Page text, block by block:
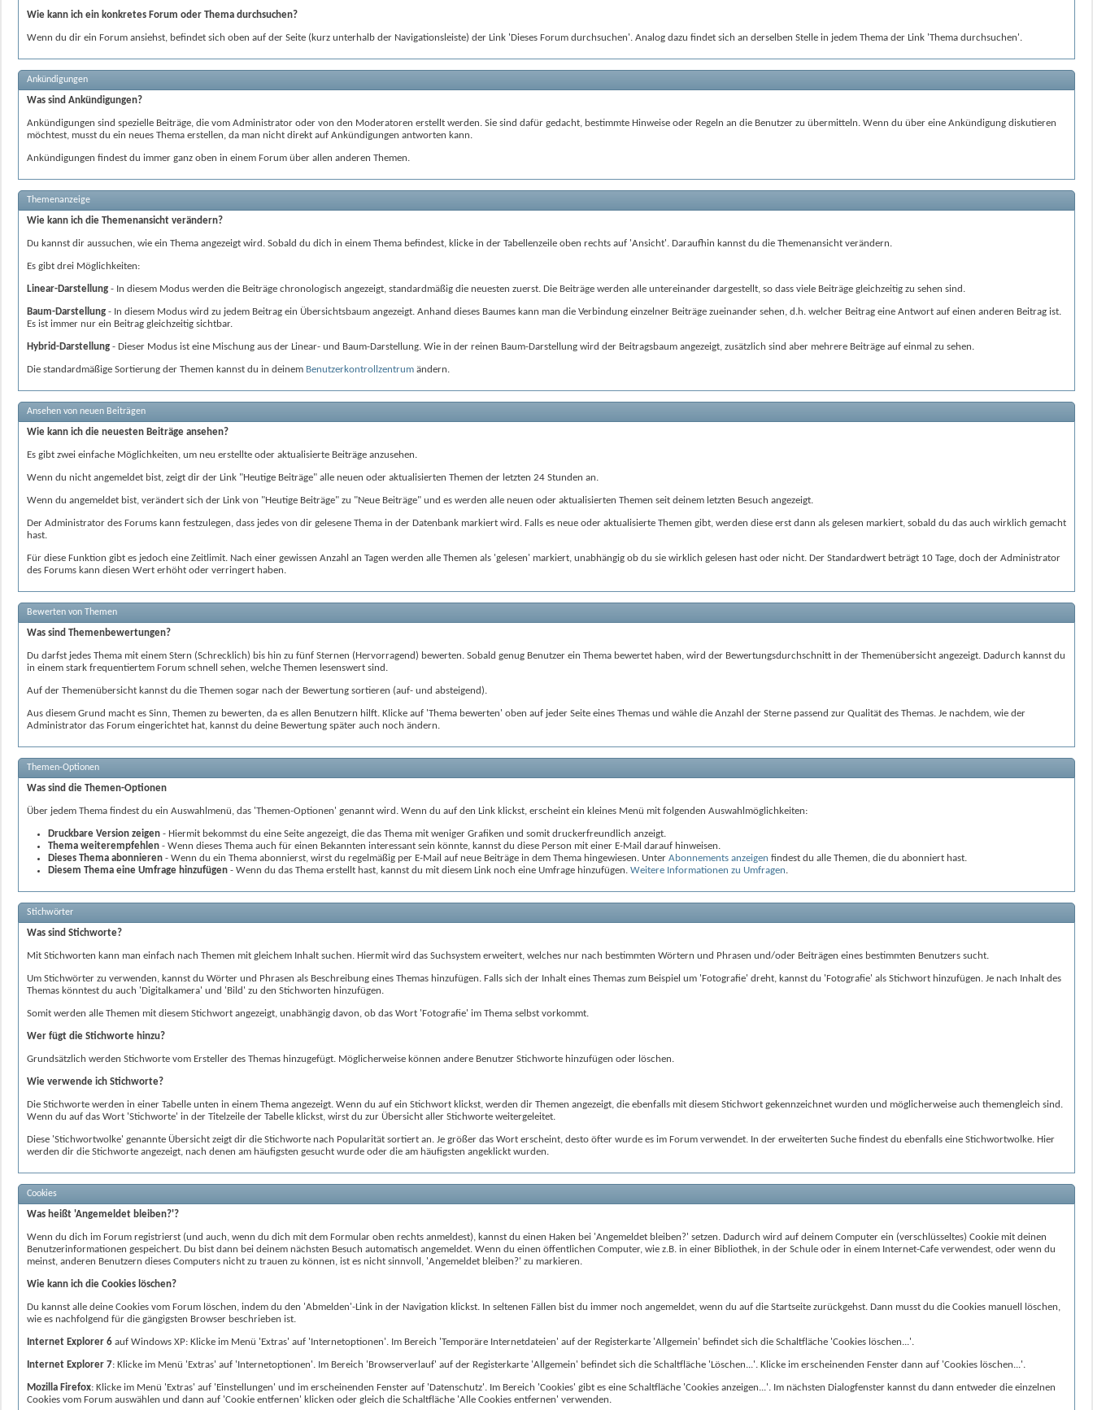
Wie kann ich ein konkretes Forum oder Thema durchsuchen?
Wenn du dir ein Forum ansiehst, befindet sich oben auf der Seite (kurz unterhalb der Navigationsleiste) der Link 'Dieses Forum durchsuchen'. Analog dazu findet sich an derselben Stelle in jedem Thema der Link 'Thema durchsuchen'.
Ankündigungen
Was sind Ankündigungen?
Ankündigungen sind spezielle Beiträge, die vom Administrator oder von den Moderatoren erstellt werden. Sie sind dafür gedacht, bestimmte Hinweise oder Regeln an die Benutzer zu übermitteln. Wenn du über eine Ankündigung diskutieren
möchtest, musst du ein neues Thema erstellen, da man nicht direkt auf Ankündigungen antworten kann.
Ankündigungen findest du immer ganz oben in einem Forum über allen anderen Themen.
Themenanzeige
Wie kann ich die Themenansicht verändern?
Du kannst dir aussuchen, wie ein Thema angezeigt wird. Sobald du dich in einem Thema befindest, klicke in der Tabellenzeile oben rechts auf 'Ansicht'. Daraufhin kannst du die Themenansicht verändern.
Es gibt drei Möglichkeiten:
Linear-Darstellung - In diesem Modus werden die Beiträge chronologisch angezeigt, standardmäßig die neuesten zuerst. Die Beiträge werden alle untereinander dargestellt, so dass viele Beiträge gleichzeitig zu sehen sind.
Baum-Darstellung - In diesem Modus wird zu jedem Beitrag ein Übersichtsbaum angezeigt. Anhand dieses Baumes kann man die Verbindung einzelner Beiträge zueinander sehen, d.h. welcher Beitrag eine Antwort auf einen anderen Beitrag ist.
Es ist immer nur ein Beitrag gleichzeitig sichtbar.
Hybrid-Darstellung - Dieser Modus ist eine Mischung aus der Linear- und Baum-Darstellung. Wie in der reinen Baum-Darstellung wird der Beitragsbaum angezeigt, zusätzlich sind aber mehrere Beiträge auf einmal zu sehen.
Die standardmäßige Sortierung der Themen kannst du in deinem Benutzerkontrollzentrum ändern.
Ansehen von neuen Beiträgen
Wie kann ich die neuesten Beiträge ansehen?
Es gibt zwei einfache Möglichkeiten, um neu erstellte oder aktualisierte Beiträge anzusehen.
Wenn du nicht angemeldet bist, zeigt dir der Link "Heutige Beiträge" alle neuen oder aktualisierten Themen der letzten 24 Stunden an.
Wenn du angemeldet bist, verändert sich der Link von "Heutige Beiträge" zu "Neue Beiträge" und es werden alle neuen oder aktualisierten Themen seit deinem letzten Besuch angezeigt.
Der Administrator des Forums kann festzulegen, dass jedes von dir gelesene Thema in der Datenbank markiert wird. Falls es neue oder aktualisierte Themen gibt, werden diese erst dann als gelesen markiert, sobald du das auch wirklich gemacht
hast.
Für diese Funktion gibt es jedoch eine Zeitlimit. Nach einer gewissen Anzahl an Tagen werden alle Themen als 'gelesen' markiert, unabhängig ob du sie wirklich gelesen hast oder nicht. Der Standardwert beträgt 10 Tage, doch der Administrator
des Forums kann diesen Wert erhöht oder verringert haben.
Bewerten von Themen
Was sind Themenbewertungen?
Du darfst jedes Thema mit einem Stern (Schrecklich) bis hin zu fünf Sternen (Hervorragend) bewerten. Sobald genug Benutzer ein Thema bewertet haben, wird der Bewertungsdurchschnitt in der Themenübersicht angezeigt. Dadurch kannst du
in einem stark frequentiertem Forum schnell sehen, welche Themen lesenswert sind.
Auf der Themenübersicht kannst du die Themen sogar nach der Bewertung sortieren (auf- und absteigend).
Aus diesem Grund macht es Sinn, Themen zu bewerten, da es allen Benutzern hilft. Klicke auf 'Thema bewerten' oben auf jeder Seite eines Themas und wähle die Anzahl der Sterne passend zur Qualität des Themas. Je nachdem, wie der
Administrator das Forum eingerichtet hat, kannst du deine Bewertung später auch noch ändern.
Themen-Optionen
Was sind die Themen-Optionen
Über jedem Thema findest du ein Auswahlmenü, das 'Themen-Optionen' genannt wird. Wenn du auf den Link klickst, erscheint ein kleines Menü mit folgenden Auswahlmöglichkeiten:
Druckbare Version zeigen - Hiermit bekommst du eine Seite angezeigt, die das Thema mit weniger Grafiken und somit druckerfreundlich anzeigt.
Thema weiterempfehlen - Wenn dieses Thema auch für einen Bekannten interessant sein könnte, kannst du diese Person mit einer E-Mail darauf hinweisen.
Dieses Thema abonnieren - Wenn du ein Thema abonnierst, wirst du regelmäßig per E-Mail auf neue Beiträge in dem Thema hingewiesen. Unter Abonnements anzeigen findest du alle Themen, die du abonniert hast.
Diesem Thema eine Umfrage hinzufügen - Wenn du das Thema erstellt hast, kannst du mit diesem Link noch eine Umfrage hinzufügen. Weitere Informationen zu Umfragen.
Stichwörter
Was sind Stichworte?
Mit Stichworten kann man einfach nach Themen mit gleichem Inhalt suchen. Hiermit wird das Suchsystem erweitert, welches nur nach bestimmten Wörtern und Phrasen und/oder Beiträgen eines bestimmten Benutzers sucht.
Um Stichwörter zu verwenden, kannst du Wörter und Phrasen als Beschreibung eines Themas hinzufügen. Falls sich der Inhalt eines Themas zum Beispiel um 'Fotografie' dreht, kannst du 'Fotografie' als Stichwort hinzufügen. Je nach Inhalt des
Themas könntest du auch 'Digitalkamera' und 'Bild' zu den Stichworten hinzufügen.
Somit werden alle Themen mit diesem Stichwort angezeigt, unabhängig davon, ob das Wort 'Fotografie' im Thema selbst vorkommt.
Wer fügt die Stichworte hinzu?
Grundsätzlich werden Stichworte vom Ersteller des Themas hinzugefügt. Möglicherweise können andere Benutzer Stichworte hinzufügen oder löschen.
Wie verwende ich Stichworte?
Die Stichworte werden in einer Tabelle unten in einem Thema angezeigt. Wenn du auf ein Stichwort klickst, werden dir Themen angezeigt, die ebenfalls mit diesem Stichwort gekennzeichnet wurden und möglicherweise auch themengleich sind.
Wenn du auf das Wort 'Stichworte' in der Titelzeile der Tabelle klickst, wirst du zur Übersicht aller Stichworte weitergeleitet.
Diese 'Stichwortwolke' genannte Übersicht zeigt dir die Stichworte nach Popularität sortiert an. Je größer das Wort erscheint, desto öfter wurde es im Forum verwendet. In der erweiterten Suche findest du ebenfalls eine Stichwortwolke. Hier
werden dir die Stichworte angezeigt, nach denen am häufigsten gesucht wurde oder die am häufigsten angeklickt wurden.
Cookies
Was heißt 'Angemeldet bleiben?'?
Wenn du dich im Forum registrierst (und auch, wenn du dich mit dem Formular oben rechts anmeldest), kannst du einen Haken bei 'Angemeldet bleiben?' setzen. Dadurch wird auf deinem Computer ein (verschlüsseltes) Cookie mit deinen
Benutzerinformationen gespeichert. Du bist dann bei deinem nächsten Besuch automatisch angemeldet. Wenn du einen öffentlichen Computer, wie z.B. in einer Bibliothek, in der Schule oder in einem Internet-Cafe verwendest, oder wenn du
meinst, anderen Benutzern dieses Computers nicht zu trauen zu können, ist es nicht sinnvoll, 'Angemeldet bleiben?' zu markieren.
Wie kann ich die Cookies löschen?
Du kannst alle deine Cookies vom Forum löschen, indem du den 'Abmelden'-Link in der Navigation klickst. In seltenen Fällen bist du immer noch angemeldet, wenn du auf die Startseite zurückgehst. Dann musst du die Cookies manuell löschen,
wie es nachfolgend für die gängigsten Browser beschrieben ist.
Internet Explorer 6 auf Windows XP: Klicke im Menü 'Extras' auf 'Internetoptionen'. Im Bereich 'Temporäre Internetdateien' auf der Registerkarte 'Allgemein' befindet sich die Schaltfläche 'Cookies löschen...'.
Internet Explorer 7: Klicke im Menü 'Extras' auf 'Internetoptionen'. Im Bereich 'Browserverlauf' auf der Registerkarte 'Allgemein' befindet sich die Schaltfläche 'Löschen...'. Klicke im erscheinenden Fenster dann auf 'Cookies löschen...'.
Mozilla Firefox: Klicke im Menü 'Extras' auf 'Einstellungen' und im erscheinenden Fenster auf 'Datenschutz'. Im Bereich 'Cookies' gibt es eine Schaltfläche 'Cookies anzeigen...'. Im nächsten Dialogfenster kannst du dann entweder die einzelnen
Cookies vom Forum auswählen und dann auf 'Cookie entfernen' klicken oder gleich die Schaltfläche 'Alle Cookies entfernen' verwenden.